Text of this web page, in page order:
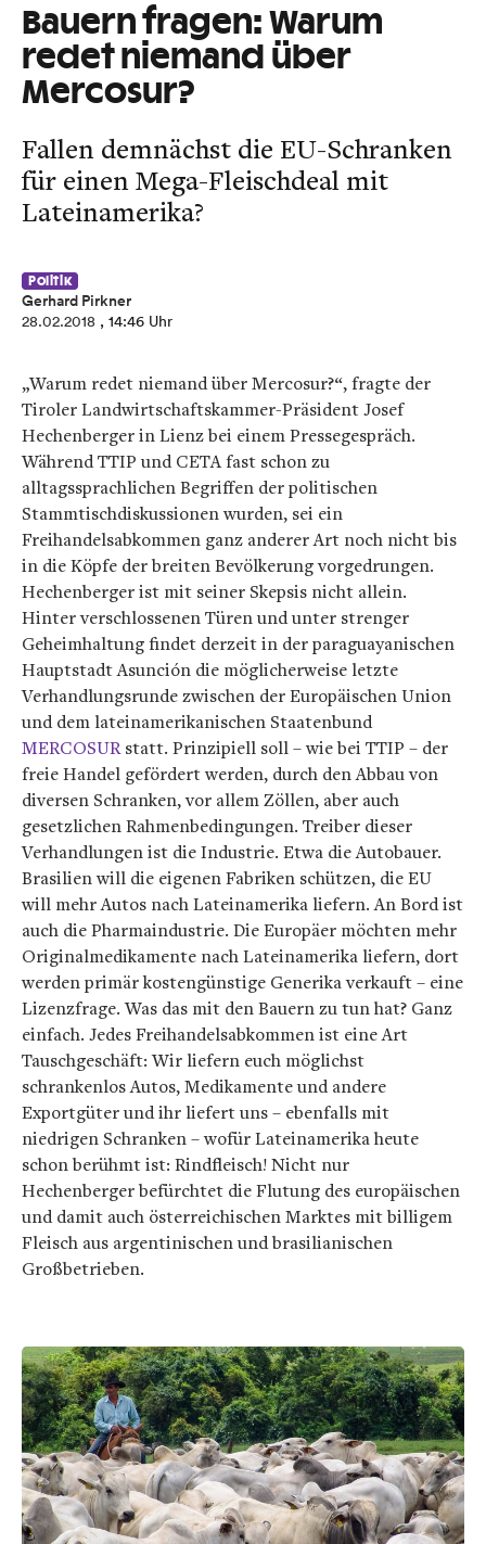
Bauern fragen: Warum
redet niemand über
Mercosur?
Fallen demnächst die EU-Schranken
für einen Mega-Fleischdeal mit
Lateinamerika?
Politik
Gerhard Pirkner
28.02.2018 , 14:46 Uhr
„Warum redet niemand über Mercosur?“, fragte der
Tiroler Landwirtschaftskammer-Präsident Josef
Hechenberger in Lienz bei einem Pressegespräch.
Während TTIP und CETA fast schon zu
alltagssprachlichen Begriffen der politischen
Stammtischdiskussionen wurden, sei ein
Freihandelsabkommen ganz anderer Art noch nicht bis
in die Köpfe der breiten Bevölkerung vorgedrungen.
Hechenberger ist mit seiner Skepsis nicht allein.
Hinter verschlossenen Türen und unter strenger
Geheimhaltung findet derzeit in der paraguayanischen
Hauptstadt Asunción die möglicherweise letzte
Verhandlungsrunde zwischen der Europäischen Union
und dem lateinamerikanischen Staatenbund
MERCOSURstatt. Prinzipiell soll – wie bei TTIP – der
freie Handel gefördert werden, durch den Abbau von
diversen Schranken, vor allem Zöllen, aber auch
gesetzlichen Rahmenbedingungen. Treiber dieser
Verhandlungen ist die Industrie. Etwa die Autobauer.
Brasilien will die eigenen Fabriken schützen, die EU
will mehr Autos nach Lateinamerika liefern. An Bord ist
auch die Pharmaindustrie. Die Europäer möchten mehr
Originalmedikamente nach Lateinamerika liefern, dort
werden primär kostengünstige Generika verkauft – eine
Lizenzfrage. Was das mit den Bauern zu tun hat? Ganz
einfach. Jedes Freihandelsabkommen ist eine Art
Tauschgeschäft: Wir liefern euch möglichst
schrankenlos Autos, Medikamente und andere
Exportgüter und ihr liefert uns – ebenfalls mit
niedrigen Schranken – wofür Lateinamerika heute
schon berühmt ist: Rindfleisch! Nicht nur
Hechenberger befürchtet die Flutung des europäischen
und damit auch österreichischen Marktes mit billigem
Fleisch aus argentinischen und brasilianischen
Großbetrieben.